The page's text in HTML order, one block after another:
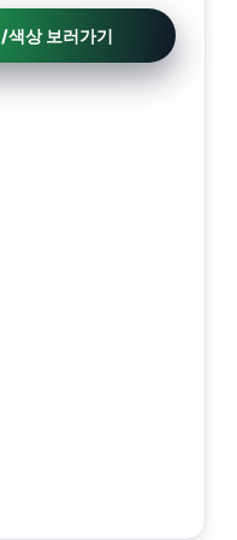
색상 보러가기